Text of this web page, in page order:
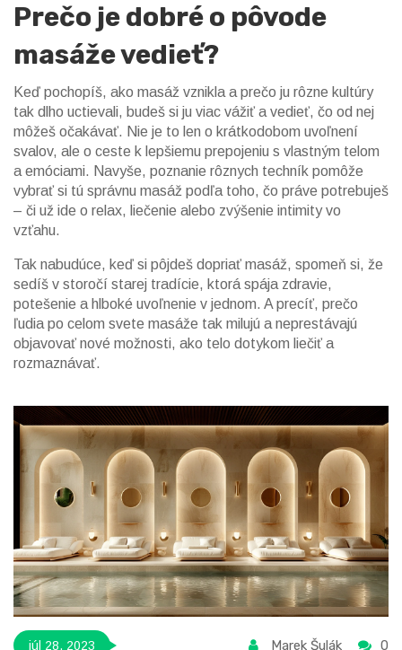
Prečo je dobré o pôvode
masáže vedieť?
Keď pochopíš, ako masáž vznikla a prečo ju rôzne kultúry
tak dlho uctievali, budeš si ju viac vážiť a vedieť, čo od nej
môžeš očakávať. Nie je to len o krátkodobom uvoľnení
svalov, ale o ceste k lepšiemu prepojeniu s vlastným telom
a emóciami. Navyše, poznanie rôznych techník pomôže
vybrať si tú správnu masáž podľa toho, čo práve potrebuješ
– či už ide o relax, liečenie alebo zvýšenie intimity vo
vzťahu.
Tak nabudúce, keď si pôjdeš dopriať masáž, spomeň si, že
sedíš v storočí starej tradície, ktorá spája zdravie,
potešenie a hlboké uvoľnenie v jednom. A precíť, prečo
ľudia po celom svete masáže tak milujú a neprestávajú
objavovať nové možnosti, ako telo dotykom liečiť a
rozmaznávať.
júl 28, 2023 Marek Šulák 0